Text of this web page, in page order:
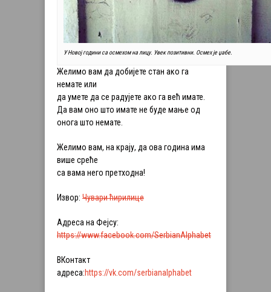
У Новој години са осмехом на лицу. Увек позитивни. Осмех је џабе.
Желимо вам да добијете стан ако га
немате или
да умете да се радујете ако га већ имате.
Да вам оно што имате не буде мање од
онога што немате.
Желимо вам, на крају, да ова година има
више среће
са вама него претходна!
Извор: Чувари ћирилице
Адреса на Фејсу:
https://www.facebook.com/SerbianAlphabet
ВКонтакт
адреса:https://vk.com/serbianalphabet